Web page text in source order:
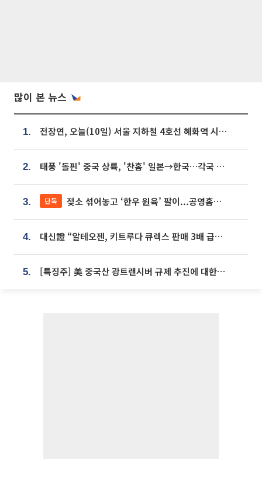
많이 본 뉴스
1. 전장연, 오늘(10일) 서울 지하철 4호선 혜화역 시위…1호선 용산역 무정차
2. 태풍 '돌핀' 중국 상륙, '찬홈' 일본→한국…각국 기상청 예상 경로는?
3. 단독 젖소 섞어놓고 ‘한우 원육’ 팔이...공영홈쇼핑 표기·검증 구멍
4. 대신證 “알테오젠, 키트루다 큐렉스 판매 3배 급증…목표가 41만원 상향”
5. [특징주] 美 중국산 광트랜시버 규제 추진에 대한광통신 등 광통신株 강세